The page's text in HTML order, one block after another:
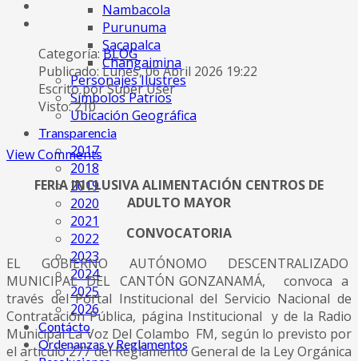
Nambacola
Purunuma
Sacapalca
Changaimina
Personajes Ilustres
Símbolos Patrios
Ubicación Geográfica
Transparencia
2017
2018
2019
2020
2021
2022
2023
2024
2025
2026
Contácto
Ordenanzas y Reglamentos
Categoría:BLOG
Publicado: Lunes, 06 Abril 2026 19:22
Escrito por Super User
Visto: 210
View Comments
FERIA INCLUSIVA ALIMENTACIÓN CENTROS DE
ADULTO MAYOR
CONVOCATORIA
EL GOBIERNO AUTÓNOMO DESCENTRALIZADO
MUNICIPAL DEL CANTÓN GONZANAMÁ, convoca a
través del Portal Institucional del Servicio Nacional de
Contratación Pública, página Institucional y de la Radio
Municipal La Voz Del Colambo FM, según lo previsto por
el artículo 277 del Reglamento General de la Ley Orgánica